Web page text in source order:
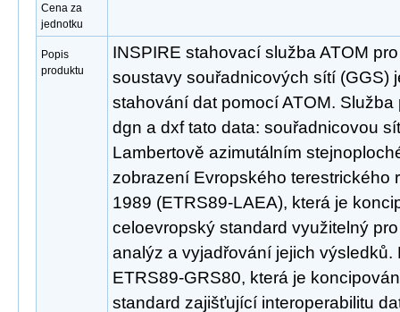
Cena za
jednotku
Popis
produktu
INSPIRE stahovací služba ATOM
soustavy souřadnicových sítí (GGS)
stahování dat pomocí ATOM.
dgn a dxf tato data: souřadnicovou
Lambertově azimutálním
zobrazení Evropského terestrického
1989 (ETRS89-LAEA), která je
celoevropský standard využitelný
analýz a vyjadřování jejich
ETRS89-GRS80, která je
standard zajišťující interoperabilitu